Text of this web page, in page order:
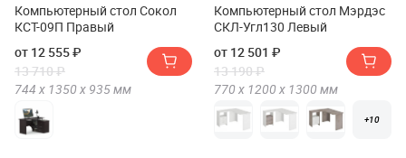
Компьютерный стол Сокол
КСТ-09П Правый
от 12 555 ₽
13 710 ₽
744 х 1350 х 935мм
Компьютерный стол Мэрдэс
СКЛ-Угл130 Левый
от 12 501 ₽
13 190 ₽
770 х 1200 х 1300 мм
+10